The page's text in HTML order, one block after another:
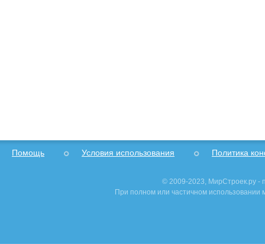
Помощь Условия использования Политика
© 2009-2023, МирСтроек.ру -
При полном или частичном использовании